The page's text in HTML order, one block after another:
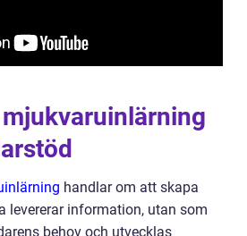
handlar om att skapa
levererar information, utan som
behov och utvecklas